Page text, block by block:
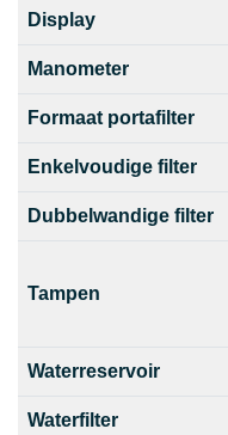
Display
Manometer
Formaat portafilter
Enkelvoudige filter
Dubbelwandige filter
Tampen
Waterreservoir
Waterfilter